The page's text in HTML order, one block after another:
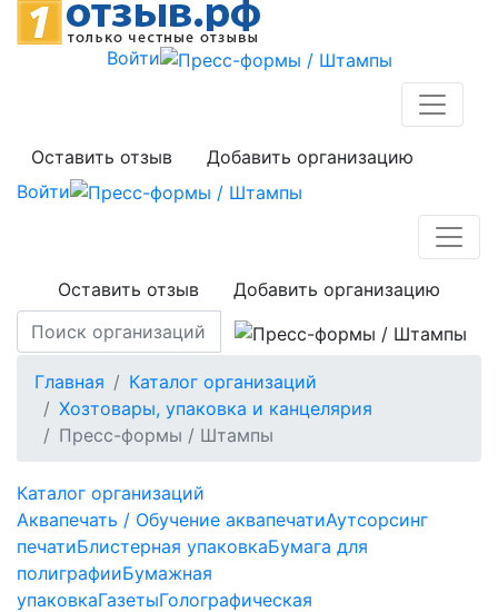
Войти
Оставить отзыв
Добавить организацию
Войти
Оставить отзыв Добавить организацию
Главная
Каталог организаций
Хозтовары, упаковка и канцелярия
Пресс-формы / Штампы
Каталог организаций
Аквапечать / Обучение аквапечатиАутсорсинг
печатиБлистерная упаковкаБумага для
полиграфииБумажная
упаковкаГазетыГолографическая